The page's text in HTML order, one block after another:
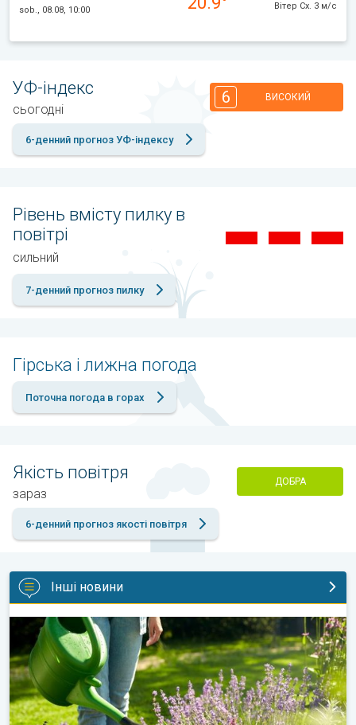
sob., 08.08, 10:00
Вітер Сх. 3 м/с
УФ-індекс
сьогодні
6 ВИСОКИЙ
6-денний прогноз УФ-індексу
Рівень вмісту пилку в
повітрі
сильний
7-денний прогноз пилку
Гірська і лижна погода
Поточна погода в горах
Якість повітря
зараз
ДОБРА
6-денний прогноз якості повітря
Інші новини
Як доглядати за садом у спеку?. Садові поради. . .